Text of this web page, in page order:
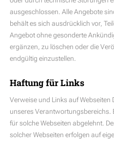
ausgeschlossen. Alle Angebote
behält es sich ausdrücklich vor,
Angebot ohne gesonderte
ergänzen, zu löschen oder die
endgültig einzustellen.
Haftung für Links
Verweise und Links auf Webseiten
unseres Verantwortungsbereichs.
für solche Webseiten abgelehnt.
solcher Webseiten erfolgen auf